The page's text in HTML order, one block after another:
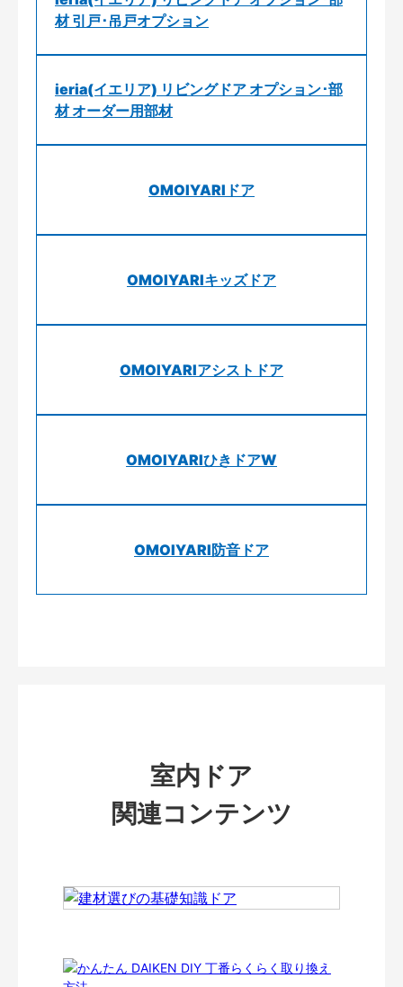
材 引戸･吊戸オプション
ieria(イエリア) リビングドア オプション･部
材 オーダー用部材
OMOIYARIドア
OMOIYARIキッズドア
OMOIYARIアシストドア
OMOIYARIひきドアW
OMOIYARI防音ドア
室内ドア
関連コンテンツ